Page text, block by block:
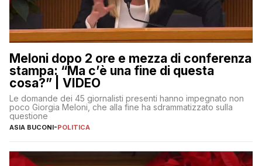
Meloni dopo 2 ore e mezza di conferenza
stampa: “Ma c’è una fine di questa
cosa?” | VIDEO
Le domande dei 45 giornalisti presenti hanno impegnato non
poco Giorgia Meloni, che alla fine ha sdrammatizzato sulla
questione
ASIA BUCONI-POLITICA